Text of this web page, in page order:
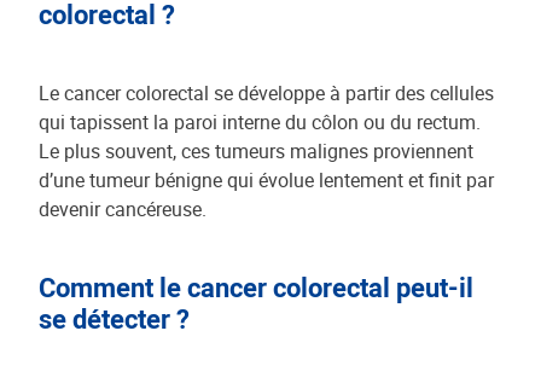
colorectal ?
Le cancer colorectal se développe à partir des cellules
qui tapissent la paroi interne du côlon ou du rectum.
Le plus souvent, ces tumeurs malignes proviennent
d’une tumeur bénigne qui évolue lentement et finit par
devenir cancéreuse.
Comment le cancer colorectal peut-il
se détecter ?